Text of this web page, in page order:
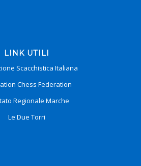
LINK UTILI
Scacchistica Italiana
Chess Federation
Regionale Marche
Le Due Torri